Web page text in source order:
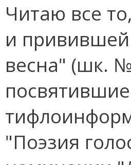
Читаю все
и привившей
весна" (шк.
"Поэзия